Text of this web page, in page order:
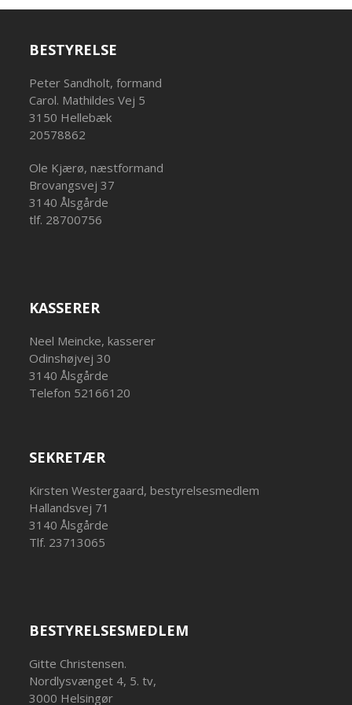
BESTYRELSE
Peter Sandholt, formand
Carol. Mathildes Vej 5
3150 Hellebæk
20578862
Ole Kjærø, næstformand
Brovangsvej 37
3140 Ålsgårde
tlf. 28700756
KASSERER
Neel Meincke, kasserer
Odinshøjvej 30
3140 Ålsgårde
Telefon 52166120
SEKRETÆR
Kirsten Westergaard, bestyrelsesmedlem
Hallandsvej 71
3140 Ålsgårde
Tlf. 23713065
BESTYRELSESMEDLEM
Gitte Christensen.
Nordlysvænget 4, 5. tv,
3000 Helsingør